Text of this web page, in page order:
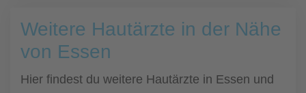
Weitere Hautärzte in der Nähe
von Essen
Hier findest du weitere Hautärzte in Essen und